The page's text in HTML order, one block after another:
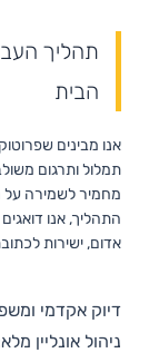
תהליך
הבית
אנו מבינים
מחמיר לשמירה על
התהליך, אנו
אדום, ישירות
דיוק אקדמי
ניהול אונליין